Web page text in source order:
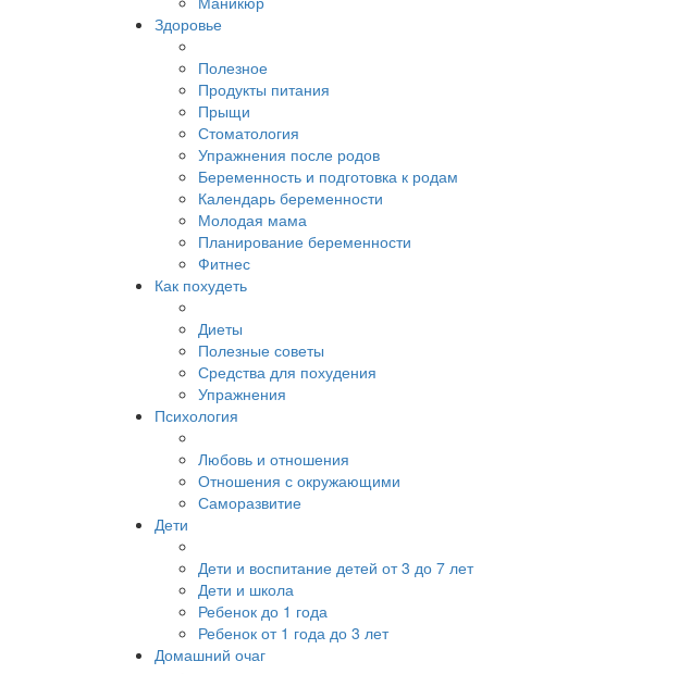
Здоровье
Полезное
Продукты питания
Прыщи
Стоматология
Упражнения после родов
Беременность и подготовка к родам
Календарь беременности
Молодая мама
Планирование беременности
Фитнес
Как похудеть
Диеты
Полезные советы
Средства для похудения
Упражнения
Психология
Любовь и отношения
Отношения с окружающими
Саморазвитие
Дети
Дети и воспитание детей от 3 до 7 лет
Дети и школа
Ребенок до 1 года
Ребенок от 1 года до 3 лет
Домашний очаг